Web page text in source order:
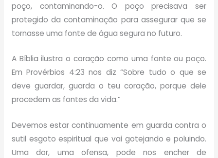
poço, contaminando-o. O poço precisava ser
protegido da contaminação para assegurar que se
tornasse uma fonte de água segura no futuro.
A Bíblia ilustra o coração como uma fonte ou poço.
Em Provérbios 4:23 nos diz “Sobre tudo o que se
deve guardar, guarda o teu coração, porque dele
procedem as fontes da vida.”
Devemos estar continuamente em guarda contra o
sutil esgoto espiritual que vai gotejando e poluindo.
Uma dor, uma ofensa, pode nos encher de